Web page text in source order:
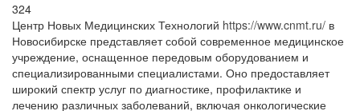
324
Центр Новых Медицинских Технологий https://www.cnmt.ru/ в
Новосибирске представляет собой современное медицинское
учреждение, оснащенное передовым оборудованием и
специализированными специалистами. Оно предоставляет
широкий спектр услуг по диагностике, профилактике и
лечению различных заболеваний, включая онкологические